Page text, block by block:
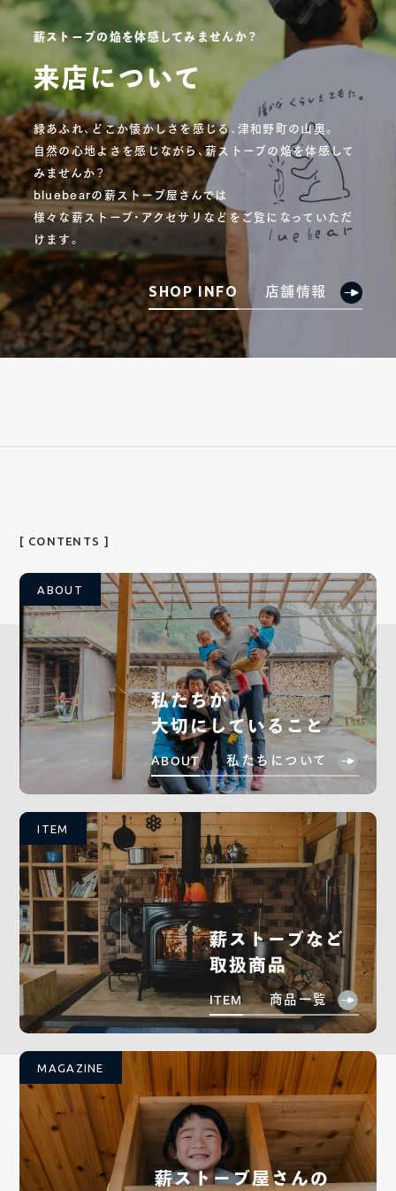
薪ストーブの焔を体感してみませんか？
来店について
緑あふれ、どこか懐かしさを感じる、津和野町の山奥。
自然の心地よさを感じながら、薪ストーブの焔を体感して
みませんか？
bluebearの薪ストーブ屋さんでは
様々な薪ストーブ・アクセサリなどをご覧になっていただ
けます。
SHOP INFO 店舗情報
[ CONTENTS ]
ABOUT
私たちが
大切にしていること
ABOUT 私たちについて
ITEM
薪ストーブなど
取扱商品
ITEM 商品一覧
MAGAZINE
薪ストーブ屋さんの